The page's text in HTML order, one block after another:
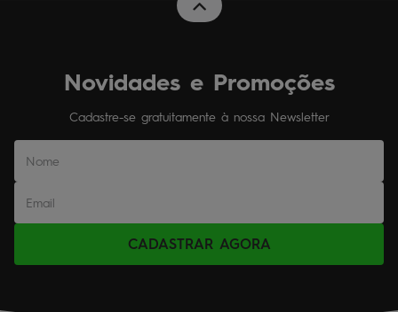
Novidades e Promoções
Cadastre-se gratuitamente à nossa Newsletter
CADASTRAR AGORA